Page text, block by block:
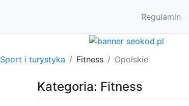
Regulamin
Sport i turystyka Fitness Opolskie
Kategoria: Fitness